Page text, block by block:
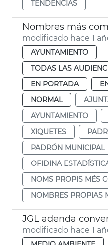
TENDENCIAS
modificado hace 1
AYUNTAMIENTO
TODAS LAS
EN PORTADA
NORMAL
AYUNTAMIENTO
XIQUETES
PADRÓN MUNICIPAL
OFIDINA
NOMS PROPIS MÉS
NOMBRES PROPIAS
modificado hace 1